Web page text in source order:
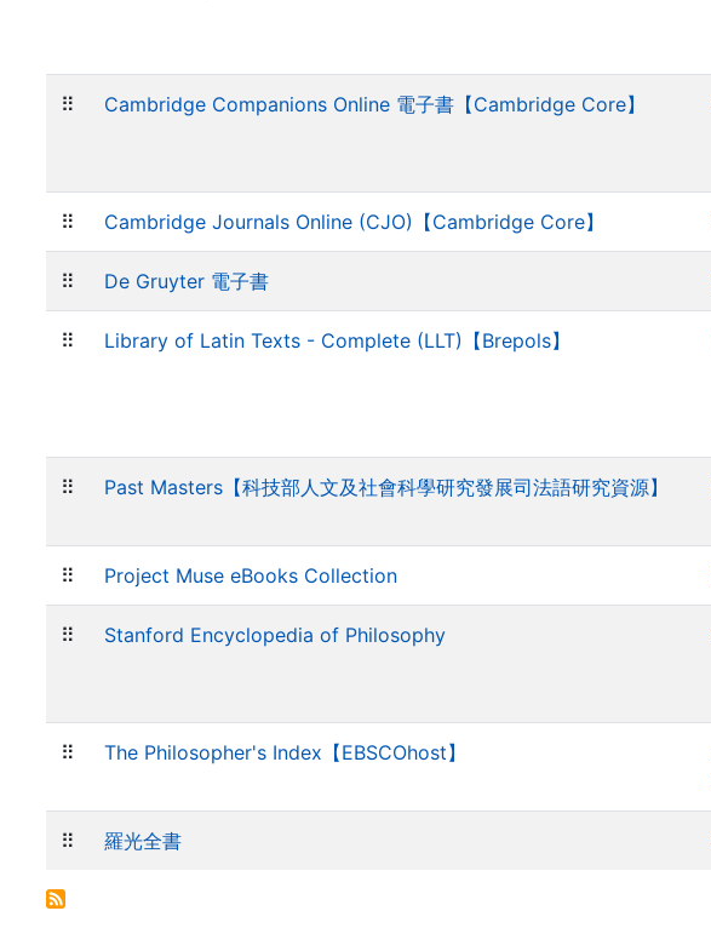
⠿ Cambridge Companions Online 電子書【Cambridge Core】
⠿ Cambridge Journals Online (CJO)【Cambridge Core】
⠿ De Gruyter 電子書
⠿ Library of Latin Texts - Complete (LLT)【Brepols】
⠿ Past Masters【科技部人文及社會科學研究發展司法語研究資源】
⠿ Project Muse eBooks Collection
⠿ Stanford Encyclopedia of Philosophy
⠿ The Philosopher's Index【EBSCOhost】
⠿ 羅光全書